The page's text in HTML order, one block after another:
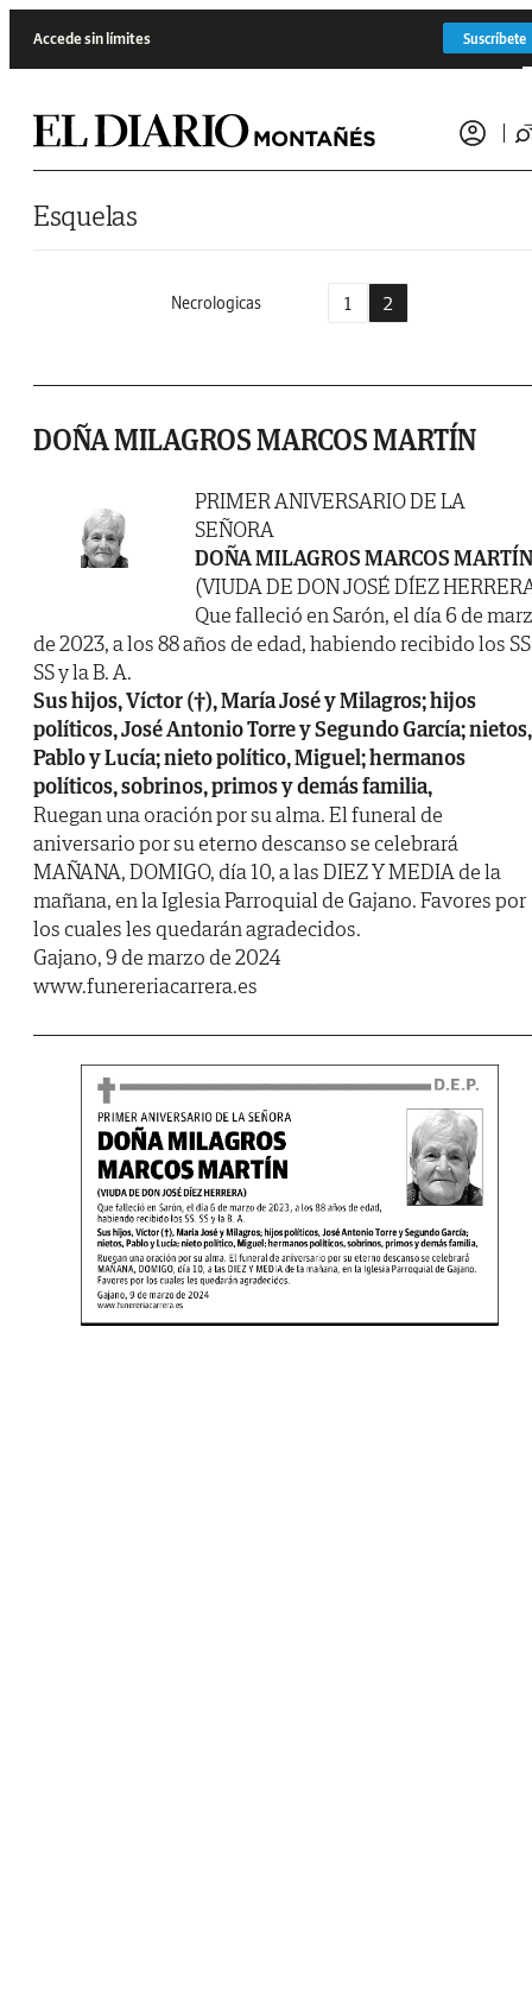
Accede sin límites Suscríbete
Esquelas
Necrologicas 1 2
DOÑA MILAGROS MARCOS MARTÍN
PRIMER ANIVERSARIO DE LA
SEÑORA
DOÑA MILAGROS MARCOS MARTÍN
(VIUDA DE DON JOSÉ DÍEZ
Que falleció en Sarón, el día 6 de
de 2023, a los 88 años de edad, habiendo recibido los
SS y la B. A.
Sus hijos, Víctor (†), María José y Milagros; hijos
políticos, José Antonio Torre y Segundo García; nietos,
Pablo y Lucía; nieto político, Miguel; hermanos
políticos, sobrinos, primos y demás familia,
Ruegan una oración por su alma. El funeral de
aniversario por su eterno descanso se celebrará
MAÑANA, DOMIGO, día 10, a las DIEZ Y MEDIA de la
mañana, en la Iglesia Parroquial de Gajano. Favores por
los cuales les quedarán agradecidos.
Gajano, 9 de marzo de 2024
www.funereriacarrera.es